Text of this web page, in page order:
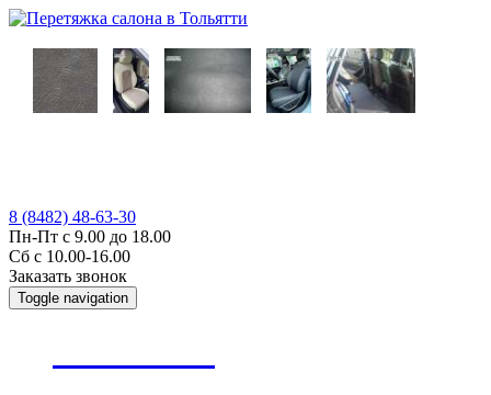
8 (8482) 48-63-30
Пн-Пт с 9.00 до 18.00
Сб с 10.00-16.00
Заказать звонок
Toggle navigation